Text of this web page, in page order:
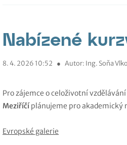
Nabízené
8. 4. 2026 10:52 ● Autor: Ing. Soňa
Pro zájemce o celoživotní
Meziříčí plánujeme pro
Evropské galerie